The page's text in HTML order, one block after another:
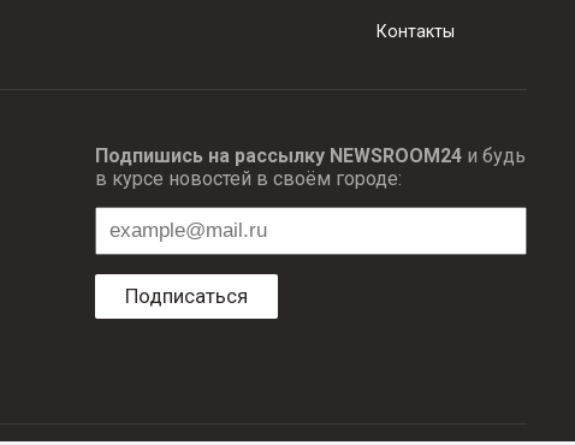
Контакты
Подпишись на рассылку NEWSROOM24и будь
в курсе новостей в своём городе:
Подписаться